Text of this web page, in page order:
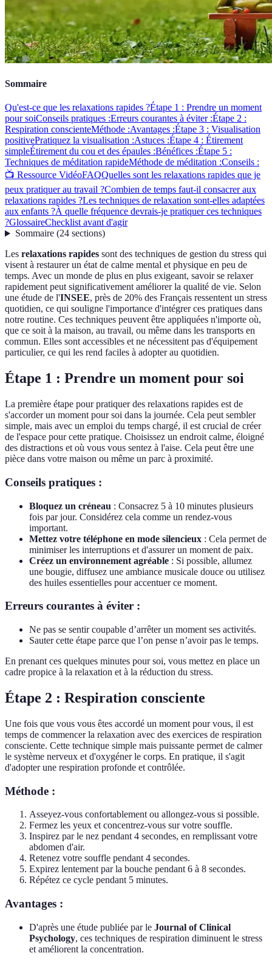
Sommaire
Qu'est-ce que les relaxations rapides ?Étape 1 : Prendre un moment
pour soiConseils pratiques :Erreurs courantes à éviter :Étape 2 :
Respiration conscienteMéthode :Avantages :Étape 3 : Visualisation
positivePratiquez la visualisation :Astuces :Étape 4 : Étirement
simpleÉtirement du cou et des épaules :Bénéfices :Étape 5 :
Techniques de méditation rapideMéthode de méditation :Conseils :
📺 Ressource VidéoFAQQuelles sont les relaxations rapides que je
peux pratiquer au travail ?Combien de temps faut-il consacrer aux
relaxations rapides ?Les techniques de relaxation sont-elles adaptées
aux enfants ?À quelle fréquence devrais-je pratiquer ces techniques
?GlossaireChecklist avant d'agir
Sommaire(24 sections)
Les relaxations rapides sont des techniques de gestion du stress qui
visent à restaurer un état de calme mental et physique en peu de
temps. Avec un monde de plus en plus exigeant, savoir se relaxer
rapidement peut significativement améliorer la qualité de vie. Selon
une étude de l'INSEE, près de 20% des Français ressentent un stress
quotidien, ce qui souligne l'importance d'intégrer ces pratiques dans
notre routine. Ces techniques peuvent être appliquées n'importe où,
que ce soit à la maison, au travail, ou même dans les transports en
commun. Elles sont accessibles et ne nécessitent pas d'équipement
particulier, ce qui les rend faciles à adopter au quotidien.
Étape 1 : Prendre un moment pour soi
La première étape pour pratiquer des relaxations rapides est de
s'accorder un moment pour soi dans la journée. Cela peut sembler
simple, mais avec un emploi du temps chargé, il est crucial de créer
de l'espace pour cette pratique. Choisissez un endroit calme, éloigné
des distractions et où vous vous sentez à l'aise. Cela peut être une
pièce dans votre maison ou même un parc à proximité.
Conseils pratiques :
Bloquez un créneau : Consacrez 5 à 10 minutes plusieurs
fois par jour. Considérez cela comme un rendez-vous
important.
Mettez votre téléphone en mode silencieux : Cela permet de
minimiser les interruptions et d'assurer un moment de paix.
Créez un environnement agréable : Si possible, allumez
une bougie, diffusez une ambiance musicale douce ou utilisez
des huiles essentielles pour accentuer ce moment.
Erreurs courantes à éviter :
Ne pas se sentir coupable d’arrêter un moment ses activités.
Sauter cette étape parce que l’on pense n’avoir pas le temps.
En prenant ces quelques minutes pour soi, vous mettez en place un
cadre propice à la relaxation et à la réduction du stress.
Étape 2 : Respiration consciente
Une fois que vous vous êtes accordé un moment pour vous, il est
temps de commencer la relaxation avec des exercices de respiration
consciente. Cette technique simple mais puissante permet de calmer
le système nerveux et d'oxygéner le corps. En pratique, il s'agit
d'adopter une respiration profonde et contrôlée.
Méthode :
Asseyez-vous confortablement ou allongez-vous si possible.
Fermez les yeux et concentrez-vous sur votre souffle.
Inspirez par le nez pendant 4 secondes, en remplissant votre
abdomen d'air.
Retenez votre souffle pendant 4 secondes.
Expirez lentement par la bouche pendant 6 à 8 secondes.
Répétez ce cycle pendant 5 minutes.
Avantages :
D'après une étude publiée par le Journal of Clinical
Psychology, ces techniques de respiration diminuent le stress
et améliorent la concentration.